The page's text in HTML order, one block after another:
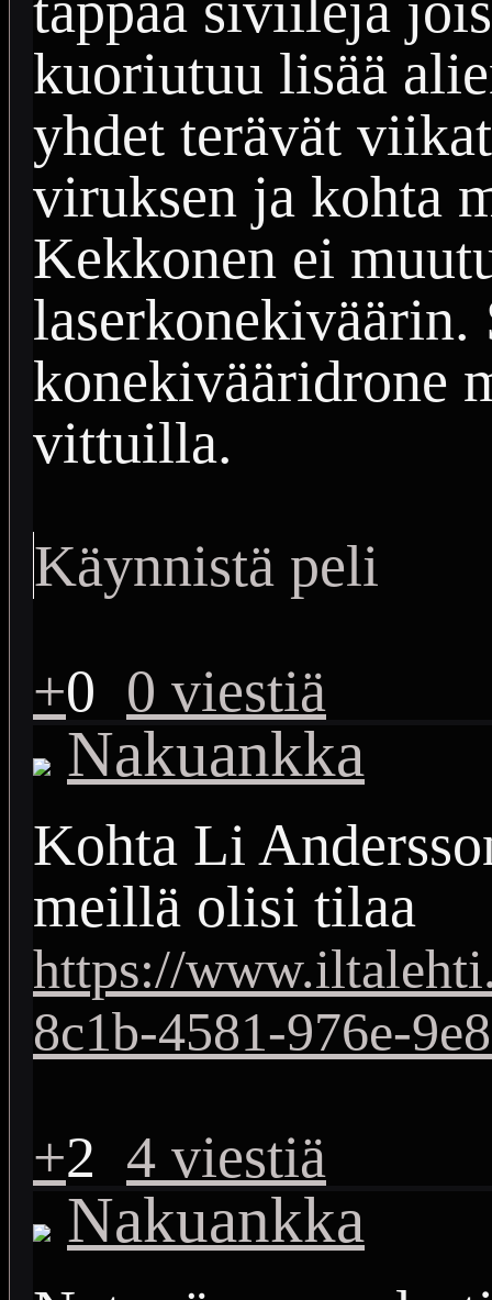
kuoriutuu lisää
yhdet terävät
viruksen ja kohta
Kekkonen ei
konekivääridrone
vittuilla.
Käynnistä peli
+0 0 viestiä
Nakuankka
Kohta Li
meillä olisi tilaa
https://
8c1b-4581-976e-
+2 4 viestiä
Nakuankka